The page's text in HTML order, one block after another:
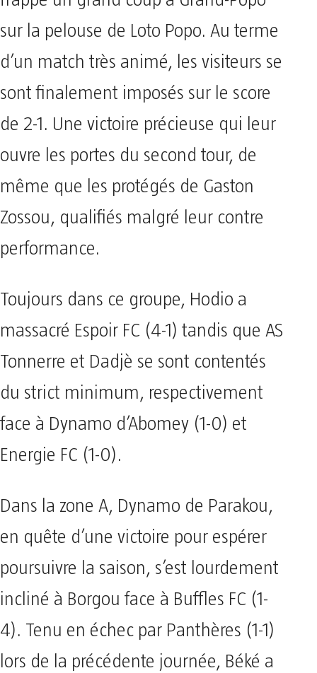
sur la pelouse de Loto Popo. Au terme
d’un match très animé, les visiteurs se
sont finalement imposés sur le score
de 2-1. Une victoire précieuse qui leur
ouvre les portes du second tour, de
même que les protégés de Gaston
Zossou, qualifiés malgré leur contre
performance.
Toujours dans ce groupe, Hodio a
massacré Espoir FC (4-1) tandis que AS
Tonnerre et Dadjè se sont contentés
du strict minimum, respectivement
face à Dynamo d’Abomey (1-0) et
Energie FC (1-0).
Dans la zone A, Dynamo de Parakou,
en quête d’une victoire pour espérer
poursuivre la saison, s’est lourdement
incliné à Borgou face à Buffles FC (1-
4). Tenu en échec par Panthères (1-1)
lors de la précédente journée, Béké a